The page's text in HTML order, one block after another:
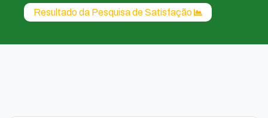
Resultado da Pesquisa de Satisfação